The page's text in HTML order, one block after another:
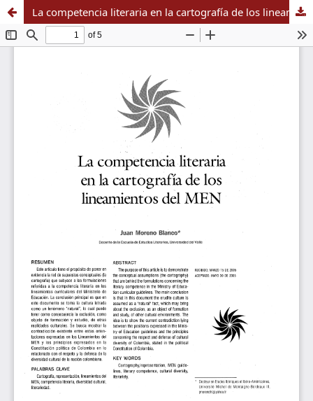
La competencia literaria en la cartografía de los lineamientos del MEN